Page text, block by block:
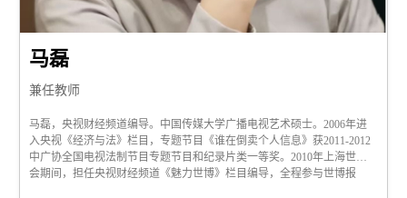
马磊
兼任教师
马磊，央视财经频道编导。中国传媒大学广播电视艺术硕士。2006年进
入央视《经济与法》栏目，专题节目《谁在倒卖个人信息》获2011-2012
中广协全国电视法制节目专题节目和纪录片类一等奖。2010年上海世博
会期间，担任央视财经频道《魅力世博》栏目编导，全程参与世博报